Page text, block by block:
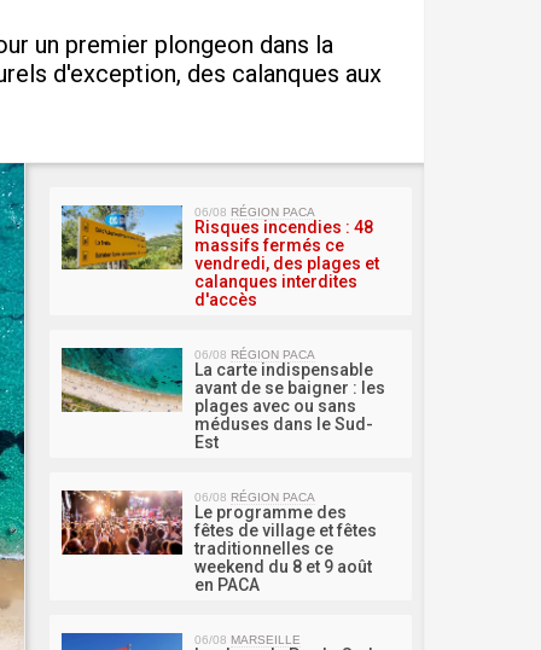
un premier plongeon dans la
d'exception, des calanques aux
06/08 RÉGION PACA
Risques incendies : 48
massifs fermés ce
vendredi, des plages et
calanques interdites
d'accès
06/08 RÉGION PACA
La carte indispensable
avant de se baigner : les
plages avec ou sans
méduses dans le Sud-
Est
06/08 RÉGION PACA
Le programme des
fêtes de village et fêtes
traditionnelles ce
weekend du 8 et 9 août
en PACA
06/08 MARSEILLE